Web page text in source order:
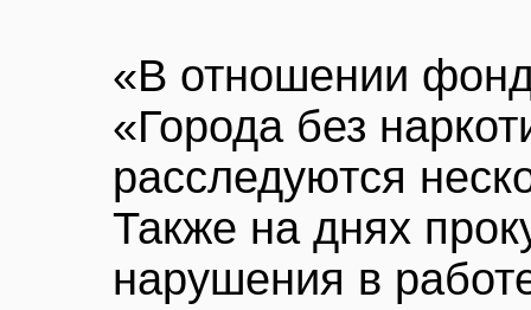
«В отношении
«Города без
расследуются
Также на днях
нарушения в